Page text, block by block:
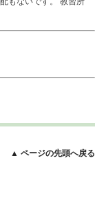
▲ ページの先頭へ戻る